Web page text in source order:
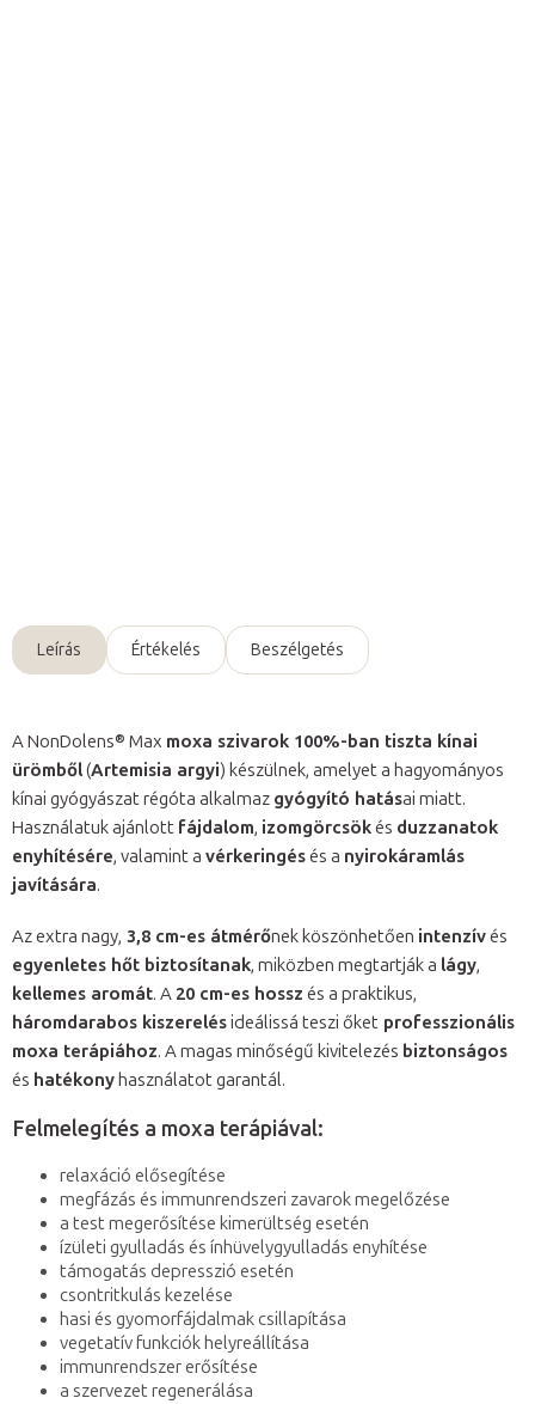
Leírás Értékelés Beszélgetés
A NonDolens® Max moxa szivarok 100%-ban tiszta kínai
ürömből(Artemisia argyi) készülnek, amelyet a hagyományos
kínai gyógyászat régóta alkalmaz gyógyító hatásai miatt.
Használatuk ajánlott fájdalom, izomgörcsökés duzzanatok
enyhítésére, valamint a vérkeringésés a nyirokáramlás
javítására.
Az extra nagy, 3,8 cm-es átmérőnek köszönhetően intenzívés
egyenletes hőt biztosítanak, miközben megtartják a lágy,
kellemes aromát. A 20 cm-es hossz és a praktikus,
háromdarabos kiszerelésideálissá teszi őket professzionális
moxa terápiához. A magas minőségű kivitelezés biztonságos
és hatékony használatot garantál.
Felmelegítés a moxa terápiával:
relaxáció elősegítése
megfázás és immunrendszeri zavarok megelőzése
a test megerősítése kimerültség esetén
ízületi gyulladás és ínhüvelygyulladás enyhítése
támogatás depresszió esetén
csontritkulás kezelése
hasi és gyomorfájdalmak csillapítása
vegetatív funkciók helyreállítása
immunrendszer erősítése
a szervezet regenerálása